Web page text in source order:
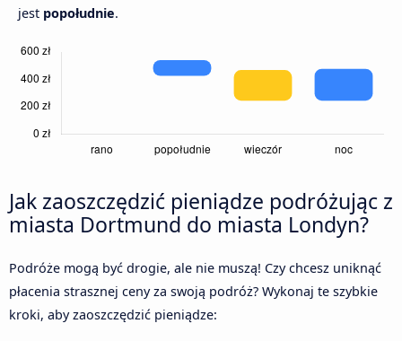
jest popołudnie.
Jak zaoszczędzić pieniądze podróżując z
miasta Dortmund do miasta Londyn?
Podróże mogą być drogie, ale nie muszą! Czy chcesz uniknąć
płacenia strasznej ceny za swoją podróż? Wykonaj te szybkie
kroki, aby zaoszczędzić pieniądze: